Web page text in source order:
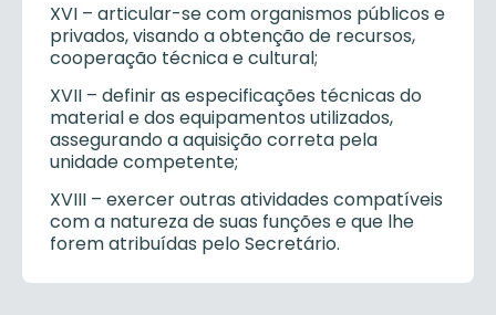
XVI – articular-se com organismos públicos e
privados, visando a obtenção de recursos,
cooperação técnica e cultural;
XVII – definir as especificações técnicas do
material e dos equipamentos utilizados,
assegurando a aquisição correta pela
unidade competente;
XVIII – exercer outras atividades compatíveis
com a natureza de suas funções e que lhe
forem atribuídas pelo Secretário.